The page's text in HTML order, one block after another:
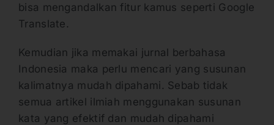
bisa mengandalkan fitur kamus seperti Google
Translate.
Kemudian jika memakai jurnal berbahasa
Indonesia maka perlu mencari yang susunan
kalimatnya mudah dipahami. Sebab tidak
semua artikel ilmiah menggunakan susunan
kata yang efektif dan mudah dipahami